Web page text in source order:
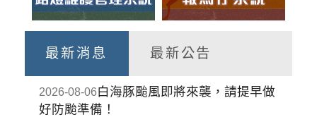
最新消息 最新公告
2026-08-06白海豚颱風即將來襲，請提早做
好防颱準備！